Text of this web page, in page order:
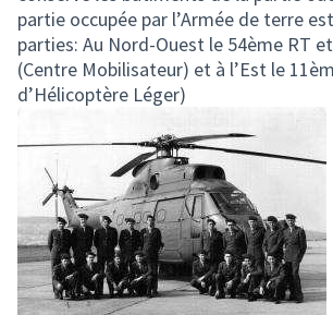
partie occupée par l’Armée de terre
parties: Au Nord-Ouest le 54ème RT
(Centre Mobilisateur) et à l’Est le
d’Hélicoptère Léger)